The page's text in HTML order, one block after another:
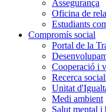
Assegurança
Oficina de
Estudiants
Compromís social
Portal de la
Cooperació i
Recerca
Unitat
Medi ambient
Salut mental i